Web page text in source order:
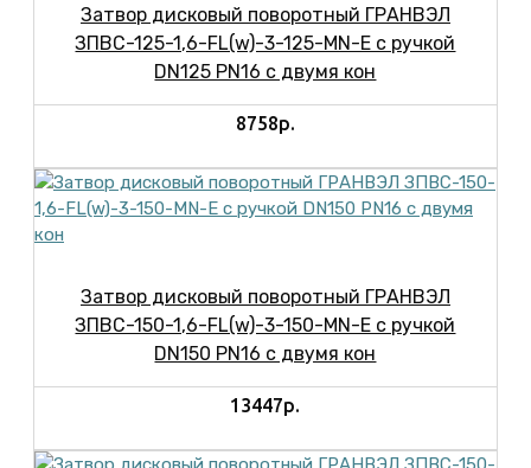
Затвор дисковый поворотный ГРАНВЭЛ
ЗПВС-125-1,6-FL(w)-3-125-MN-E с ручкой
DN125 PN16 с двумя кон
8758р.
Затвор дисковый поворотный ГРАНВЭЛ
ЗПВС-150-1,6-FL(w)-3-150-MN-E с ручкой
DN150 PN16 с двумя кон
13447р.